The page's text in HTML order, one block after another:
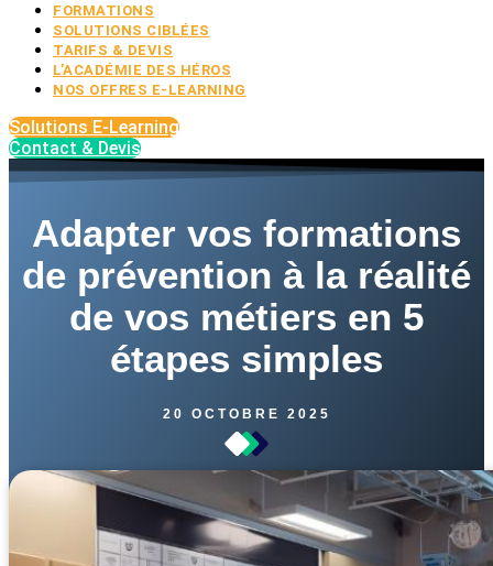
FORMATIONS
SOLUTIONS CIBLÉES
TARIFS & DEVIS
L’ACADÉMIE DES HÉROS
NOS OFFRES E-LEARNING
Solutions E-Learning
Contact & Devis
Adapter vos formations
de prévention à la réalité
de vos métiers en 5
étapes simples
20 OCTOBRE 2025